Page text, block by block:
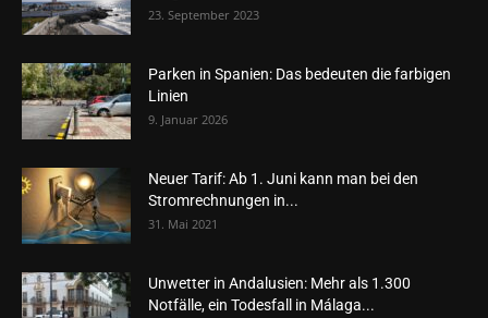
23. September 2023
Parken in Spanien: Das bedeuten die farbigen
Linien
9. Januar 2026
Neuer Tarif: Ab 1. Juni kann man bei den
Stromrechnungen in...
31. Mai 2021
Unwetter in Andalusien: Mehr als 1.300
Notfälle, ein Todesfall in Málaga...